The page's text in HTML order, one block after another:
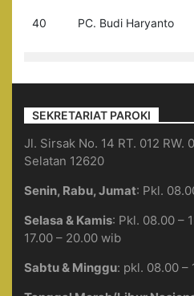
40 PC. Budi Haryanto
SEKRETARIAT PAROKI
Jl. Sirsak No. 14 RT. 012 RW.
Selatan 12620
Senin, Rabu, Jumat: Pkl.
Selasa & Kamis: Pkl. 08.00 –
17.00 – 20.00 wib
Sabtu & Minggu: pkl. 08.00 –